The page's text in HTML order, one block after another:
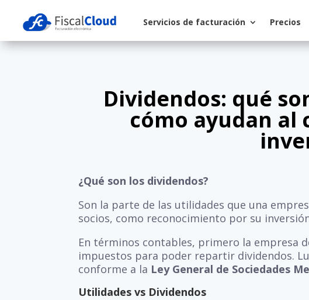
Servicios de facturación Precios
Dividendos: qué
cómo ayudan al
¿Qué son los dividendos?
Son la parte de las utilidades que una
socios, como reconocimiento por su
En términos contables, primero la empresa
impuestos para poder repartir dividendos.
conforme a la Ley General de Sociedades
Utilidades vs Dividendos